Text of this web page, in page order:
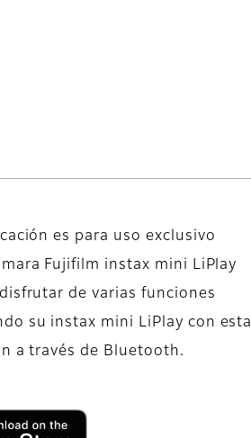
es para uso exclusivo
Fujifilm instax mini LiPlay
de varias funciones
su instax mini LiPlay con esta
a través de Bluetooth.